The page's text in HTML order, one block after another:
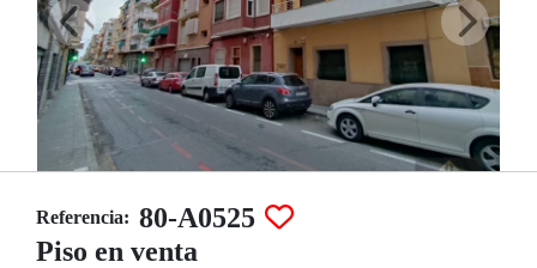
Referencia: 80-A0525
Piso en venta